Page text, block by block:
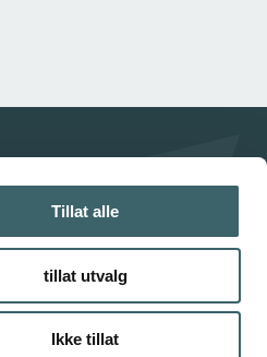
Tillat alle
tillat utvalg
Ikke tillat